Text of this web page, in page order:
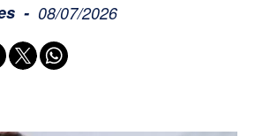
08/07/2026